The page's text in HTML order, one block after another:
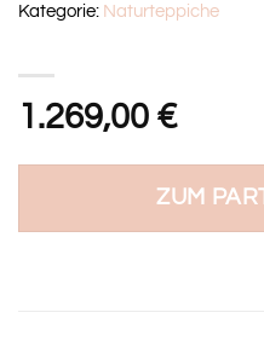
1.269,00 €
ZUM
Kategorie: Naturteppiche